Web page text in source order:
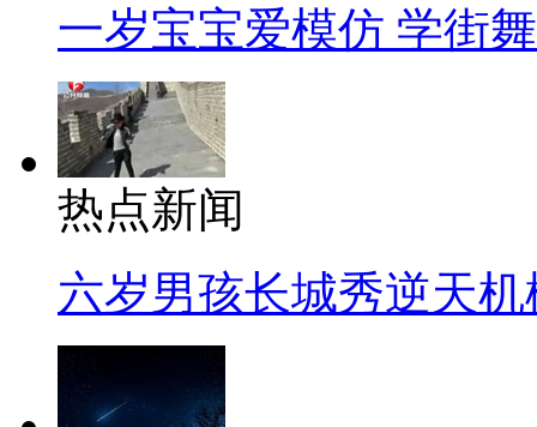
一岁宝宝爱模仿 学街
热点新闻
六岁男孩长城秀逆天机